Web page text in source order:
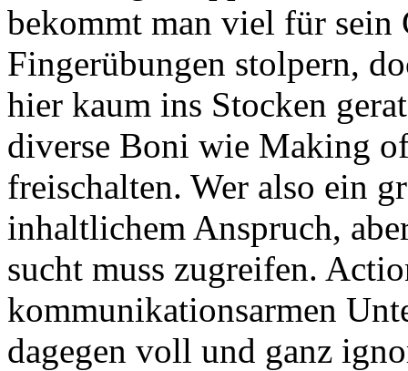
bekommt man viel für sein
Fingerübungen stolpern,
hier kaum ins Stocken
diverse Boni wie Making
freischalten. Wer also ein
inhaltlichem Anspruch,
sucht muss zugreifen.
kommunikationsarmen
dagegen voll und ganz